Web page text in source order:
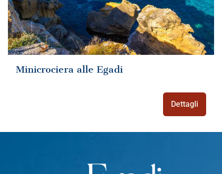
Minicrociera alle Egadi
Dettagli